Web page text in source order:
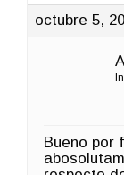
octubre 5,
Bueno por